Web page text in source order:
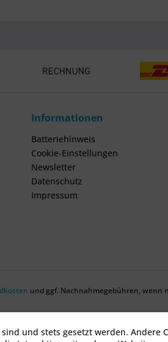
Informationen
Batteriehinweis
Cookie-Einstellungen
Newsletter
Datenschutz
Impressum
und ggf. Nachnahmegebühren, wenn
und stets gesetzt werden. Andere